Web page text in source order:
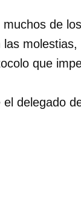
de
que
delegado